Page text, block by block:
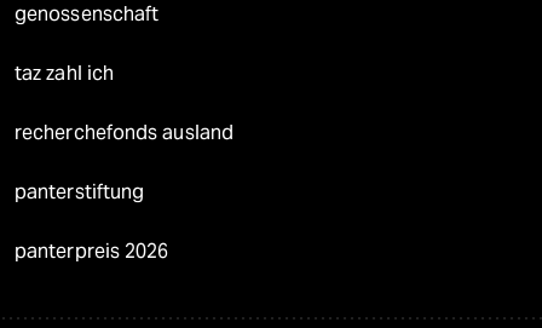
genossenschaft
taz zahl ich
recherchefonds ausland
panterstiftung
panterpreis 2026